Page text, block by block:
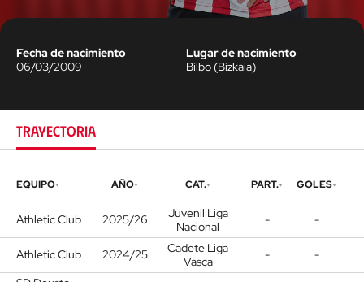
Fecha de nacimiento
06/03/2009
Lugar de nacimiento
Bilbo (Bizkaia)
TRAYECTORIA
EQUIPO AÑO CAT. PART. GOLES
Athletic Club 2025/26
Juvenil Liga
Nacional
- -
Athletic Club 2024/25
Cadete Liga
Vasca
-
-